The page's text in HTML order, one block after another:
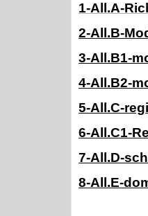
1-All.A-
2-All.B-
3-All.B1-
4-All.B2-
5-All.C-
6-All.C1-
7-All.D-
8-All.E-